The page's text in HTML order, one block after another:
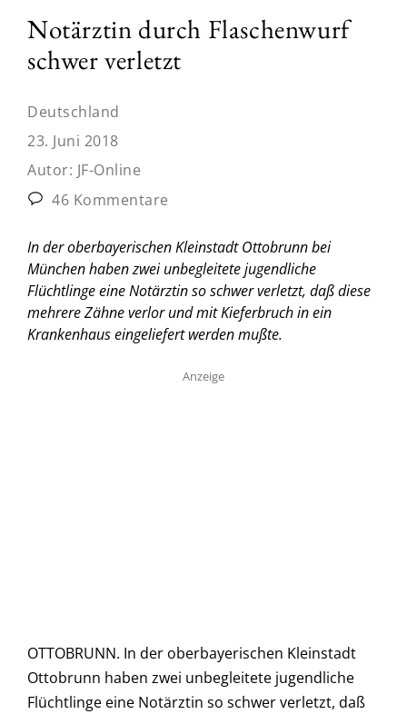
Notärztin durch Flaschenwurf
schwer verletzt
Deutschland
23. Juni 2018
Autor: JF-Online
46 Kommentare
In der oberbayerischen Kleinstadt Ottobrunn bei
München haben zwei unbegleitete jugendliche
Flüchtlinge eine Notärztin so schwer verletzt, daß diese
mehrere Zähne verlor und mit Kieferbruch in ein
Krankenhaus eingeliefert werden mußte.
Anzeige
OTTOBRUNN. In der oberbayerischen Kleinstadt
Ottobrunn haben zwei unbegleitete jugendliche
Flüchtlinge eine Notärztin so schwer verletzt, daß